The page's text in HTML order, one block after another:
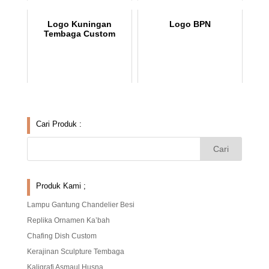
Logo Kuningan
Tembaga Custom
Logo BPN
Cari Produk :
Produk Kami ;
Lampu Gantung Chandelier Besi
Replika Ornamen Ka’bah
Chafing Dish Custom
Kerajinan Sculpture Tembaga
Kaligrafi Asmaul Husna